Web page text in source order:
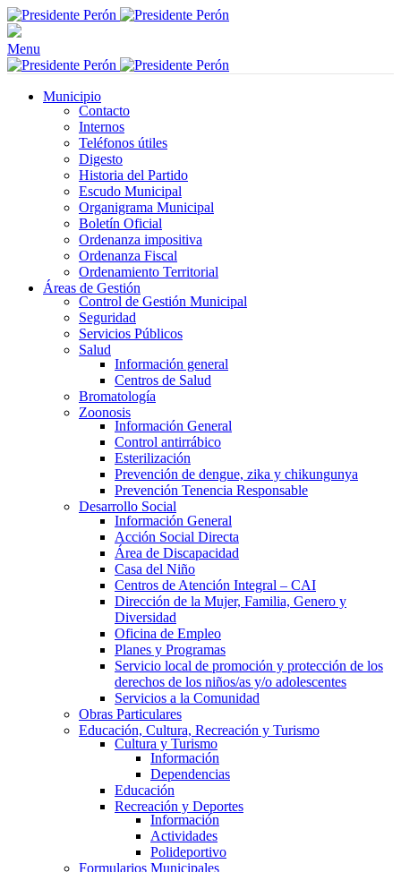
Menu
Municipio
Contacto
Internos
Teléfonos útiles
Digesto
Historia del Partido
Escudo Municipal
Organigrama Municipal
Boletín Oficial
Ordenanza impositiva
Ordenanza Fiscal
Ordenamiento Territorial
Áreas de Gestión
Control de Gestión Municipal
Seguridad
Servicios Públicos
Salud
Información general
Centros de Salud
Bromatología
Zoonosis
Información General
Control antirrábico
Esterilización
Prevención de dengue, zika y chikungunya
Prevención Tenencia Responsable
Desarrollo Social
Información General
Acción Social Directa
Área de Discapacidad
Casa del Niño
Centros de Atención Integral – CAI
Dirección de la Mujer, Familia, Genero y
Diversidad
Oficina de Empleo
Planes y Programas
Servicio local de promoción y protección de los
derechos de los niños/as y/o adolescentes
Servicios a la Comunidad
Obras Particulares
Educación, Cultura, Recreación y Turismo
Cultura y Turismo
Información
Dependencias
Educación
Recreación y Deportes
Información
Actividades
Polideportivo
Formularios Municipales